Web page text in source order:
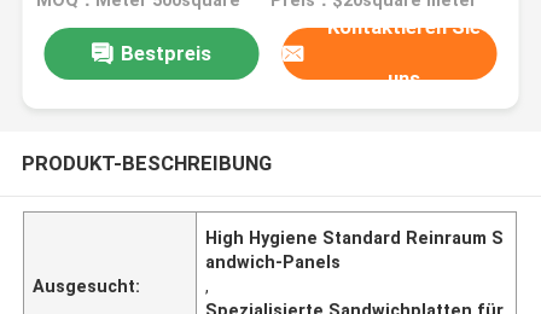
Bestpreis
Kontaktieren Sie
uns
PRODUKT-BESCHREIBUNG
Ausgesucht:
High Hygiene Standard Reinraum S
andwich-Panels
,
Spezialisierte Sandwichplatten für